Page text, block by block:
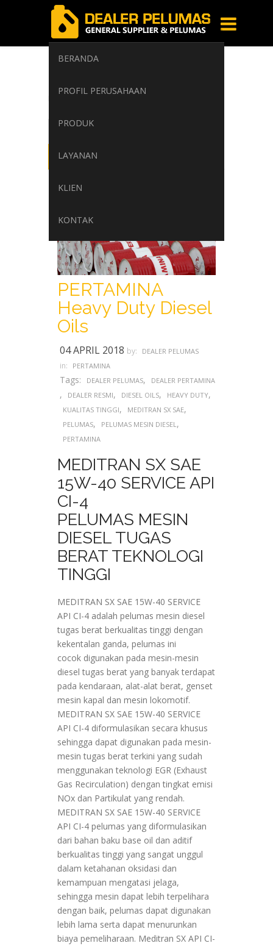
BERANDA
PROFIL PERUSAHAAN
PRODUK
LAYANAN
KLIEN
KONTAK
PERTAMINA
Heavy Duty Diesel
Oils
04 APRIL 2018 by: DEALER PELUMAS
in: PERTAMINA
Tags: DEALER PELUMAS, DEALER PERTAMINA
, DEALER RESMI, DIESEL OILS, HEAVY DUTY,
KUALITAS TINGGI, MEDITRAN SX SAE,
PELUMAS, PELUMAS MESIN DIESEL,
PERTAMINA
MEDITRAN SX SAE
15W-40 SERVICE API
CI-4
PELUMAS MESIN
DIESEL TUGAS
BERAT TEKNOLOGI
TINGGI
MEDITRAN SX SAE 15W-40 SERVICE
API CI-4 adalah pelumas mesin diesel
tugas berat berkualitas tinggi dengan
kekentalan ganda, pelumas ini
cocok digunakan pada mesin-mesin
diesel tugas berat yang banyak terdapat
pada kendaraan, alat-alat berat, genset
mesin kapal dan mesin lokomotif.
MEDITRAN SX SAE 15W-40 SERVICE
API CI-4 diformulasikan secara khusus
sehingga dapat digunakan pada mesin-
mesin tugas berat terkini yang sudah
menggunakan teknologi EGR (Exhaust
Gas Recirculation) dengan tingkat emisi
NOx dan Partikulat yang rendah.
MEDITRAN SX SAE 15W-40 SERVICE
API CI-4 pelumas yang diformulasikan
dari bahan baku base oil dan aditif
berkualitas tinggi yang sangat unggul
dalam ketahanan oksidasi dan
kemampuan mengatasi jelaga,
sehingga mesin dapat lebih terpelihara
dengan baik, pelumas dapat digunakan
lebih lama serta dapat menurunkan
biaya pemeliharaan. Meditran SX API CI-